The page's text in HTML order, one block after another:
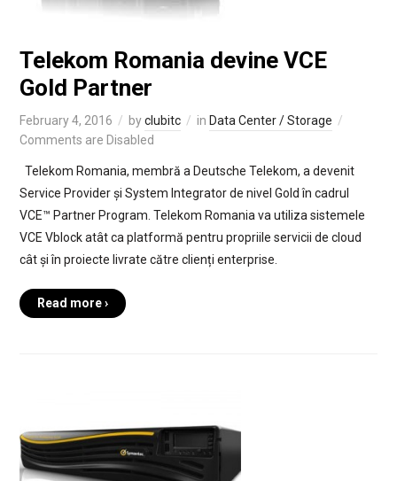
Telekom Romania devine VCE
Gold Partner
February 4, 2016 byclubitc in Data Center / Storage
Comments are Disabled
Telekom Romania, membră a Deutsche Telekom, a devenit
Service Provider și System Integrator de nivel Gold în cadrul
VCE™ Partner Program. Telekom Romania va utiliza sistemele
VCE Vblock atât ca platformă pentru propriile servicii de cloud
cât și în proiecte livrate către clienți enterprise.
Read more ›